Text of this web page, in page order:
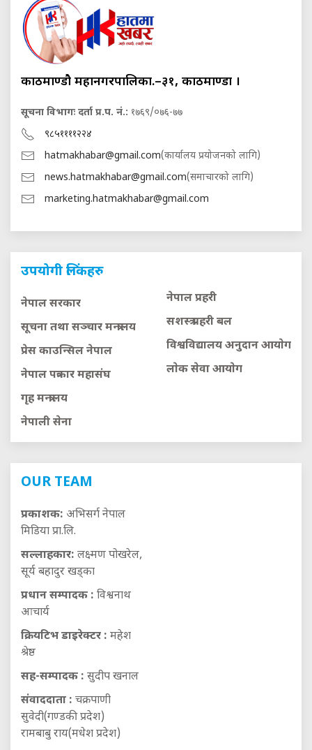
काठमाण्डौ महानगरपालिका.–३१, काठमाण्डौं ।
सूचना विभागः दर्ता प्र.प. नं.: १७६९/०७६-७७
९८५११११२२४
hatmakhabar@gmail.com(कार्यालय प्रयोजनको लागि)
news.hatmakhabar@gmail.com(समाचारको लागि)
marketing.hatmakhabar@gmail.com
उपयोगी लिंकहरु
नेपाल सरकार
सूचना तथा सञ्चार मन्त्रालय
प्रेस काउन्सिल नेपाल
नेपाल पत्रकार महासंघ
गृह मन्त्रालय
नेपाली सेना
नेपाल प्रहरी
सशस्त्र प्रहरी बल
विश्वविद्यालय अनुदान आयाेग
लाेक सेवा आयाेग
OUR TEAM
प्रकाशक: अभिसर्ग नेपाल
मिडिया प्रा.लि.
सल्लाहकार: लक्ष्मण पोखरेल,
सूर्य बहादुर खड्का
प्रधान सम्पादक : विश्वनाथ
आचार्य
क्रियटिभ डाइरेक्टर : महेश
श्रेष्ठ
सह-सम्पादक : सुदीप खनाल
संवाददाता : चक्रपाणी
सुवेदी(गण्डकी प्रदेश)
रामबाबु राय(मधेश प्रदेश)